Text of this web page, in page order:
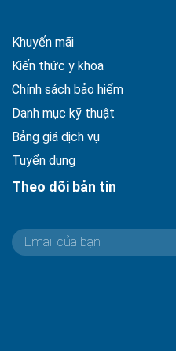
Khuyến mãi
Kiến thức y khoa
Chính sách bảo hiểm
Danh mục kỹ thuật
Bảng giá dịch vụ
Tuyển dụng
Theo dõi bản tin